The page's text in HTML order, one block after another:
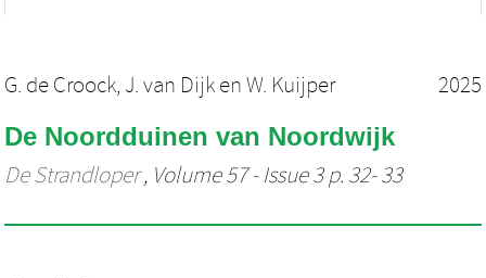
G. de Croock, J. van Dijk en W. Kuijper 2025
De Noordduinen van Noordwijk
De Strandloper, Volume 57 - Issue 3 p. 32- 33